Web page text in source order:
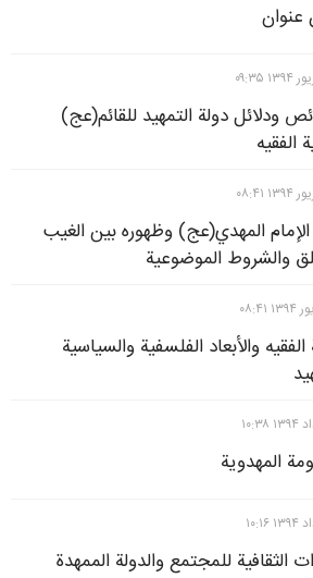
عنوان
ودلائل دولة التمهيد للقائم(عج)
الفقيه
الإمام المهدي(عج) وظهوره بين الغيب
والشروط الموضوعية
الفقيه والأبعاد الفلسفية والسياسية
المهدوية
الثقافية للمجتمع والدولة الممهدة